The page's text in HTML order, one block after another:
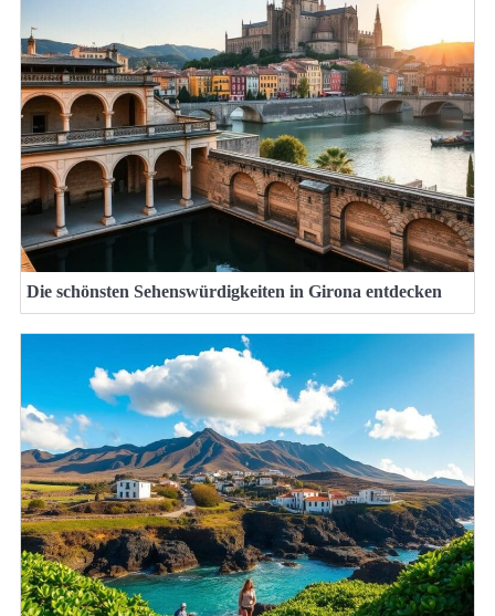
Die schönsten Sehenswürdigkeiten in Girona entdecken